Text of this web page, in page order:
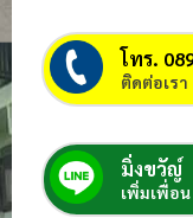
โทร.
ติดต่อเรา
มิ่งขวัญ์
เพิ่มเพื่อน